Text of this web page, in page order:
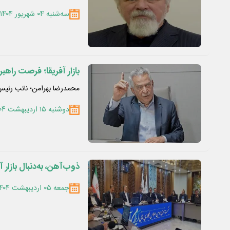
سه‌شنبه ۰۴ شهریور ۱۴۰۴
بازار آفریقا؛ فرصت
محمدرضا بهرامن؛ نائب
دوشنبه ۱۵ اردیبهشت ۱۴۰۴
ذوب‌آهن، به‌دنبال بازار
جمعه ۰۵ اردیبهشت ۱۴۰۴